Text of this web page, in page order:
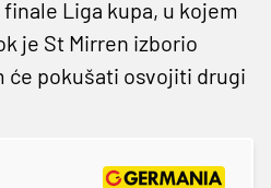
Liga kupa, u kojem
je St Mirren izborio
će pokušati osvojiti drugi